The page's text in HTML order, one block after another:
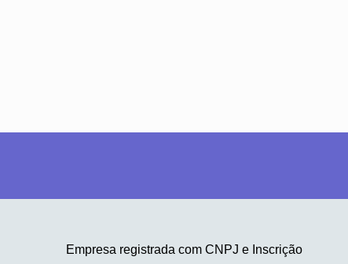
Empresa registrada com CNPJ e Inscrição